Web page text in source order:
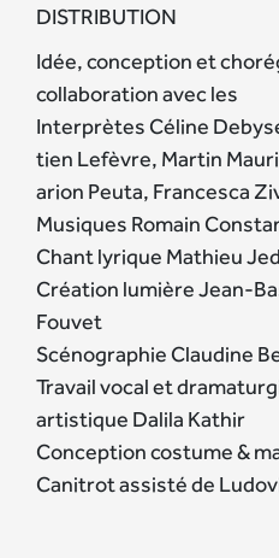
DISTRIBUTION
Idée, conception et
collaboration avec les
Interprètes Céline
tien Lefèvre, Martin
arion Peuta, Francesca
Musiques Romain
Chant lyrique Mathieu
Création lumière Jean-
Fouvet
Scénographie Claudine
Travail vocal et
artistique Dalila Kathir
Conception costume &
Canitrot assisté de